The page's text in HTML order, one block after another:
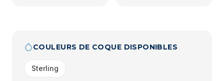
COULEURS DE COQUE DISPONIBLES
Sterling